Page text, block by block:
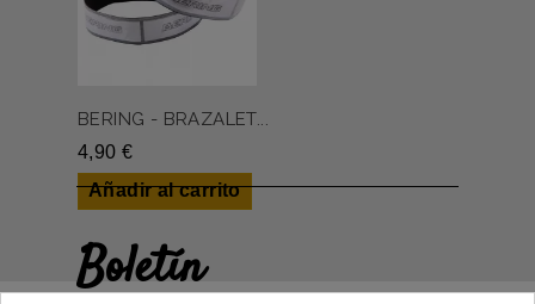
BERING - BRAZALET...
4,90 €
Añadir al carrito
Boletín